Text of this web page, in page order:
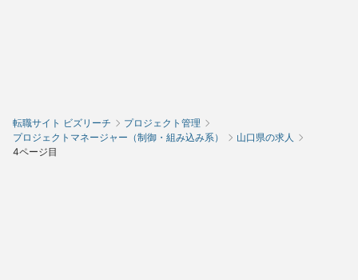
転職サイト ビズリーチ
プロジェクト管理
プロジェクトマネージャー（制御・組み込み系）
山口県の求人
4ページ目